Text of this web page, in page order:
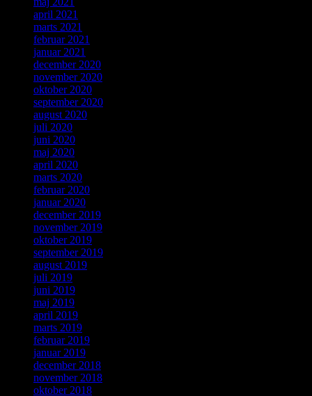
april 2021
marts 2021
februar 2021
januar 2021
december 2020
november 2020
oktober 2020
september 2020
august 2020
juli 2020
juni 2020
maj 2020
april 2020
marts 2020
februar 2020
januar 2020
december 2019
november 2019
oktober 2019
september 2019
august 2019
juli 2019
juni 2019
maj 2019
april 2019
marts 2019
februar 2019
januar 2019
december 2018
november 2018
oktober 2018